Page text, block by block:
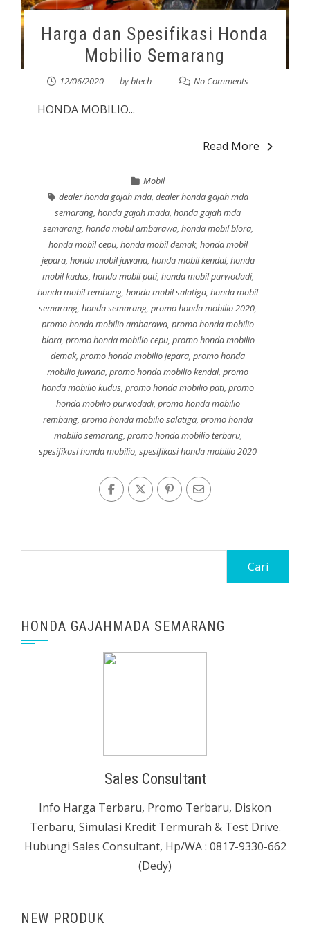
Harga dan Spesifikasi Honda
Mobilio Semarang
12/06/2020 bybtech No Comments
HONDA MOBILIO...
Read More
Mobil
dealer honda gajah mda, dealer honda gajah mda
semarang,honda gajah mada,honda gajah mda
semarang, honda mobil ambarawa, honda mobil blora,
honda mobil cepu, honda mobil demak, honda mobil
jepara, honda mobil juwana, honda mobil kendal, honda
mobil kudus, honda mobil pati, honda mobil purwodadi,
honda mobil rembang,honda mobil salatiga,honda mobil
semarang,honda semarang,promo honda mobilio 2020,
promo honda mobilio ambarawa,promo honda mobilio
blora, promo honda mobilio cepu, promo honda mobilio
demak,promo honda mobilio jepara,promo honda
mobilio juwana,promo honda mobilio kendal,promo
honda mobilio kudus,promo honda mobilio pati,promo
honda mobilio purwodadi, promo honda mobilio
rembang,promo honda mobilio salatiga,promo honda
mobilio semarang, promo honda mobilio terbaru,
spesifikasi honda mobilio,spesifikasi honda mobilio 2020
HONDA GAJAHMADA SEMARANG
Sales Consultant
Info Harga Terbaru, Promo Terbaru, Diskon
Terbaru, Simulasi Kredit Termurah & Test Drive.
Hubungi Sales Consultant, Hp/WA : 0817-9330-662
(Dedy)
NEW PRODUK